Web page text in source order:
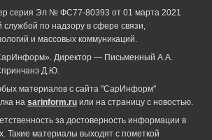
серия Эл № ФС77-80393 от 01 марта 2021
по надзору в сфере связи,
и массовых коммуникаций.
Директор — Письменный А.А.
Д.Ю.
материалов с сайта "СарИнформ"
на sarinform.ru или на страницу с новостью.
за достоверность информации в
Такие материалы выходят с пометкой